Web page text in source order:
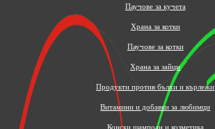
Паучове за кучета
Храна за котки
Паучове за котки
Храна за зайци
Продукти против бълхи и кърлежи
Витамини и добавки за любимци
Конски шампоан и козметика